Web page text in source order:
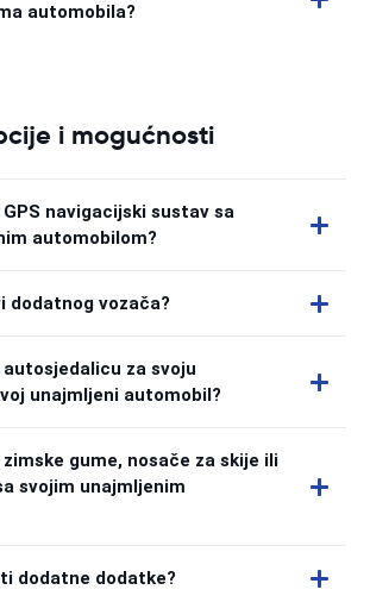
automobila?
i mogućnosti
navigacijski sustav sa
automobilom?
dodatnog vozača?
za svoju
unajmljeni automobil?
gume, nosače za skije ili
svojim unajmljenim
dodatne dodatke?